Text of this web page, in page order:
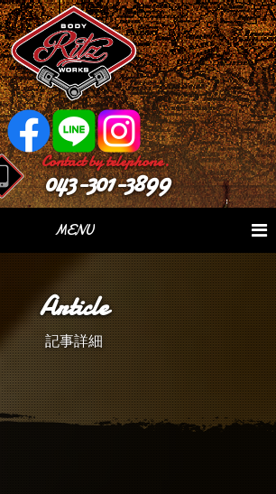
Contact by telephone.
043-301-3899
MENU
Our Serivce Stock List
在庫車情報
Parts Sales Case Study
作業日誌
Blog Factory
会社概要
Article
記事詳細